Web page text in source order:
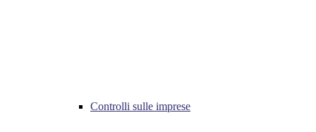
Controlli sulle imprese